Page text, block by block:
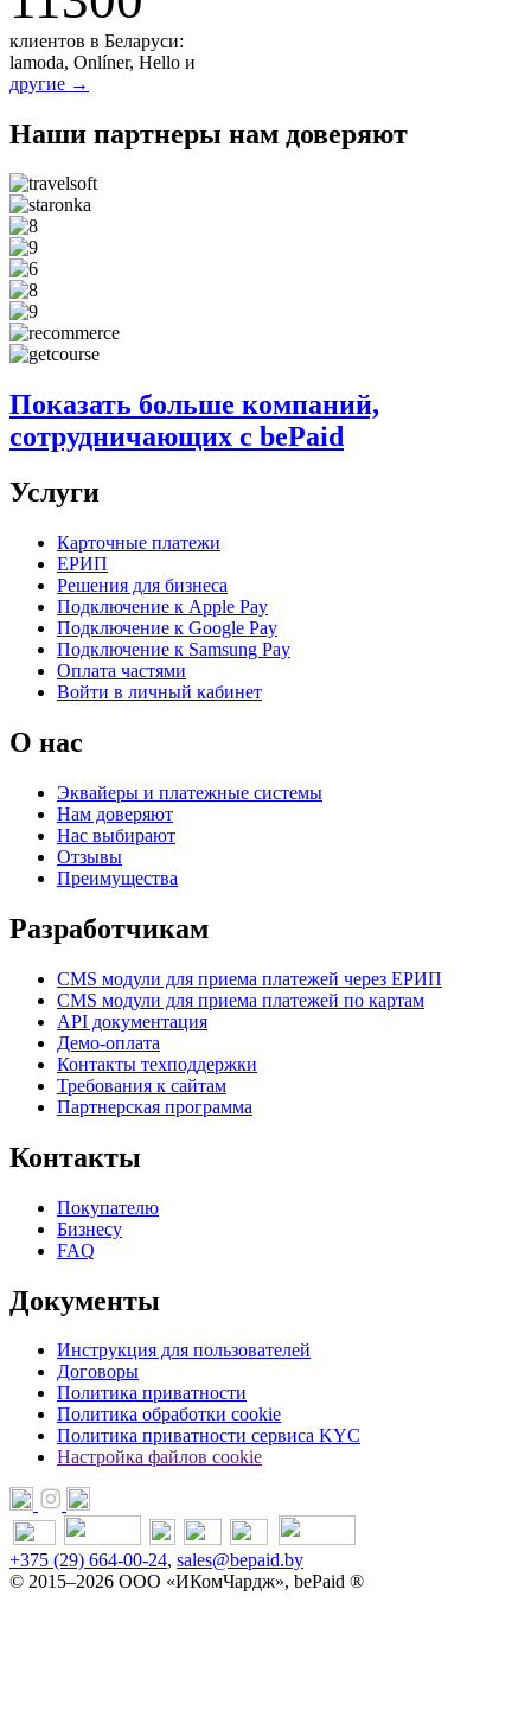
клиентов в Беларуси:
lamoda, Onlíner, Hello и
другие →
Наши партнеры нам доверяют
Показать больше компаний,
сотрудничающих с bePaid
Услуги
Карточные платежи
ЕРИП
Решения для бизнеса
Подключение к Apple Pay
Подключение к Google Pay
Подключение к Samsung Pay
Оплата частями
Войти в личный кабинет
О нас
Эквайеры и платежные системы
Нам доверяют
Нас выбирают
Отзывы
Преимущества
Разработчикам
CMS модули для приема платежей через ЕРИП
CMS модули для приема платежей по картам
API документация
Демо-оплата
Контакты техподдержки
Требования к сайтам
Партнерская программа
Контакты
Покупателю
Бизнесу
FAQ
Документы
Инструкция для пользователей
Договоры
Политика приватности
Политика обработки cookie
Политика приватности сервиса KYC
Настройка файлов cookie
+375 (29) 664-00-24, sales@bepaid.by
© 2015–2026 ООО «ИКомЧардж», bePaid ®